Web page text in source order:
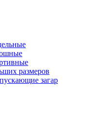
размеров
загар